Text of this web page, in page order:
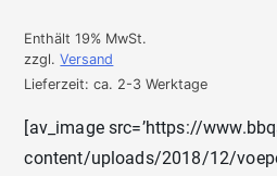
Enthält 19% MwSt.
zzgl.Versand
Lieferzeit: ca. 2-3 Werktage
[av_image src=’https://
content/uploads/2018/12/